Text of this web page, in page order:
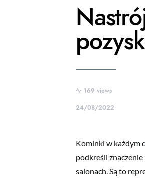
169 views
24/08/2022
Kominki w każdym
podkreśli
salonach. Są to